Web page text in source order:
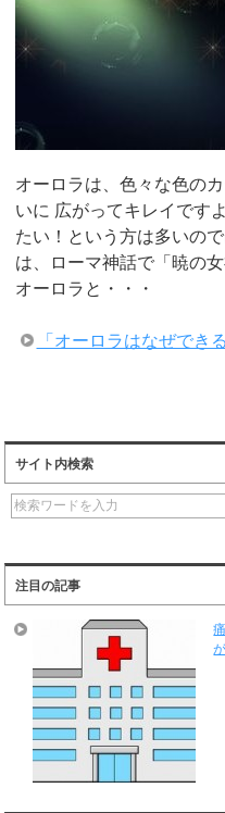
オーロラは、色々な色の
いに 広がってキレイです
たい！という方は多いの
は、ローマ神話で「暁の
オーロラと・・・
「オーロラはなぜでき
サイト内検索
注目の記事